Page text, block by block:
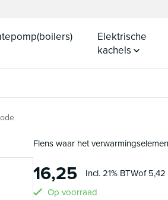
Elektrische
kachels
Flens waar het
16,25 Incl. 21% BTWof 5,42
Op voorraad